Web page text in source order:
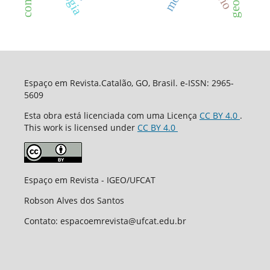
Espaço em Revista.Catalão, GO, Brasil. e-ISSN: 2965-
5609
Esta obra está licenciada com uma Licença CC BY 4.0 .
This work is licensed under CC BY 4.0
Espaço em Revista - IGEO/UFCAT
Robson Alves dos Santos
Contato: espacoemrevista@ufcat.edu.br